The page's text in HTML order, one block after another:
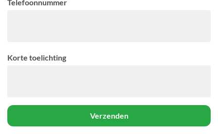
Telefoonnummer
Korte toelichting
Verzenden